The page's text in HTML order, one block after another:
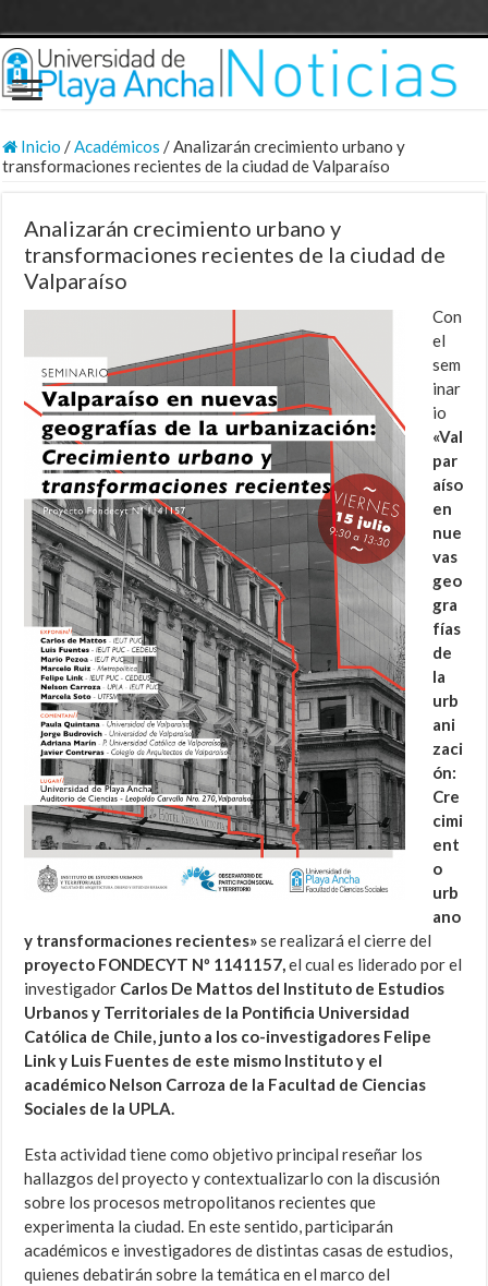
Inicio /Académicos /Analizarán crecimiento urbano y
transformaciones recientes de la ciudad de Valparaíso
Analizarán crecimiento urbano y
transformaciones recientes de la ciudad de
Valparaíso
Con
el
sem
inar
io
«Val
par
aíso
en
nue
vas
geo
gra
fías
de
la
urb
ani
zaci
ón:
Cre
cimi
ent
o
urb
ano
y transformaciones recientes»se realizará el cierre del
proyecto FONDECYT Nº 1141157,el cual es liderado por el
investigador Carlos De Mattos del Instituto de Estudios
Urbanos y Territoriales de la Pontificia Universidad
Católica de Chile, junto a los co-investigadores Felipe
Link y Luis Fuentes de este mismo Instituto y el
académico Nelson Carroza de la Facultad de Ciencias
Sociales de la UPLA.
Esta actividad tiene como objetivo principal reseñar los
hallazgos del proyecto y contextualizarlo con la discusión
sobre los procesos metropolitanos recientes que
experimenta la ciudad. En este sentido, participarán
académicos e investigadores de distintas casas de estudios,
quienes debatirán sobre la temática en el marco del